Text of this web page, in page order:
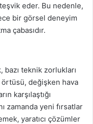
eder. Bu nedenle,
bir görsel deneyim
çabasıdır.
bazı teknik zorlukları
değişken hava
karşılaştığı
zamanda yeni fırsatlar
yaratıcı çözümler